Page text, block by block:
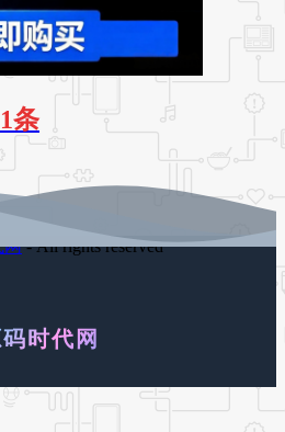
条
网- All rights reserved
时代网